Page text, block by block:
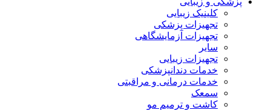
کلینیک زیبایی
تجهیزات پزشکی
تجهیزات آزمایشگاهی
سایر
تجهیزات زیبایی
خدمات دندانپزشکی
خدمات درمانی و مراقبتی
سمعک
کاشت و ترمیم مو